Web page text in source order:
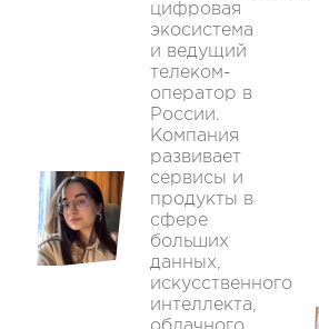
цифровая
экосистема
и ведущий
телеком-
оператор в
России.
Компания
развивает
сервисы и
продукты в
сфере
больших
данных,
искусственного
интеллекта,